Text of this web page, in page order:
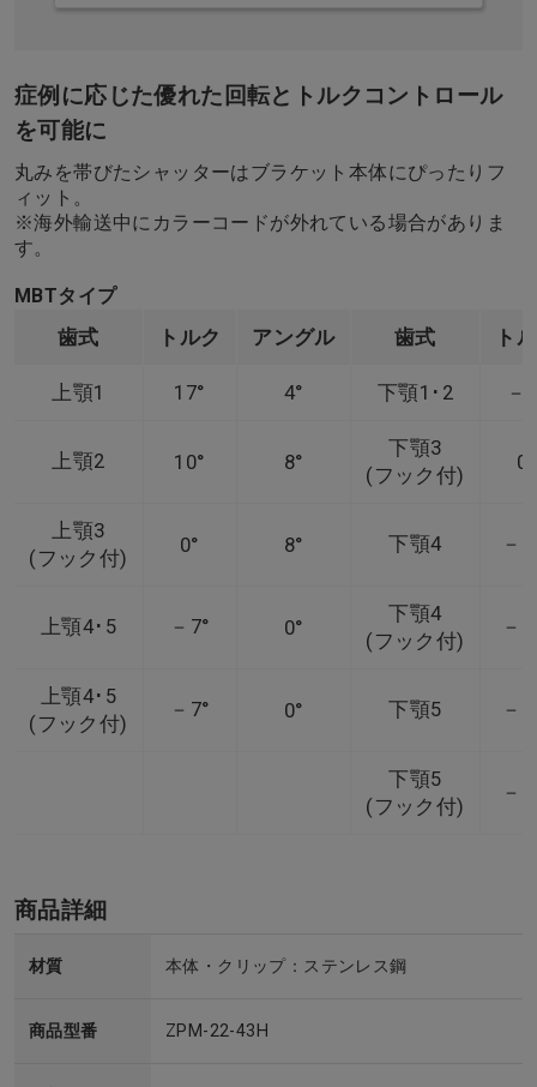
症例に応じた優れた回転とトルクコントロール
を可能に
丸みを帯びたシャッターはブラケット本体にぴったりフ
ィット。
※海外輸送中にカラーコードが外れている場合がありま
す。
MBTタイプ
歯式 トルク アングル 歯式 ト
上顎1 17° 4° 下顎1･2 －
上顎2 10° 8°
下顎3
(フック付)
0°
上顎3
(フック付)
0° 8° 下顎4 －
上顎4･5 －7° 0°
下顎4
(フック付)
－
上顎4･5
(フック付)
－7° 0° 下顎5 －
下顎5
(フック付)
－
商品詳細
材質 本体・クリップ：ステンレス鋼
商品型番 ZPM-22-43H